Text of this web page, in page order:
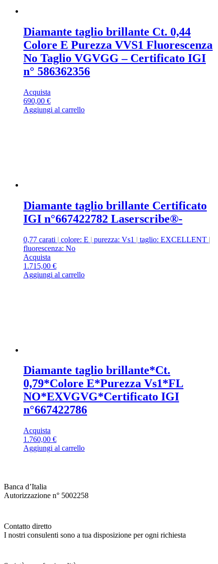
Diamante taglio brillante Ct. 0,44
Colore E Purezza VVS1 Fluorescenza
No Taglio VGVGG – Certificato IGI
n° 586362356
Acquista
690,00 €
Aggiungi al carrello
Diamante taglio brillante Certificato
IGI n°667422782 Laserscribe®-
0,77 carati | colore: E | purezza: Vs1 | taglio: EXCELLENT |
fluorescenza: No
Acquista
1.715,00 €
Aggiungi al carrello
Diamante taglio brillante*Ct.
0,79*Colore E*Purezza Vs1*FL
NO*EXVGVG*Certificato IGI
n°667422786
Acquista
1.760,00 €
Aggiungi al carrello
Banca d’Italia
Autorizzazione n° 5002258
Contatto diretto
I nostri consulenti sono a tua disposizione per ogni richiesta